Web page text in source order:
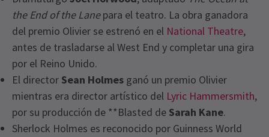
the End of the Lanepara el teatro. La obra ganadora
del premio Olivier se estrenó en el National Theatre,
antes de trasladarse al West End y completar una gira
por el Reino Unido.
El director Sean Holmes ganó un premio Olivier
mientras era director artístico del Lyric Hammersmith,
por su producción de **Blasted de Sarah Kane.
Sherlock Holmes es reconocido por Guinness World